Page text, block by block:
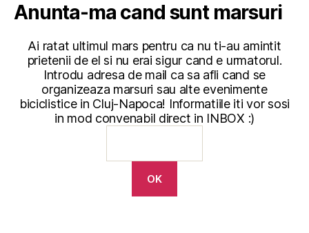
Anunta-ma cand sunt marsuri
Ai ratat ultimul mars pentru ca nu ti-au amintit
prietenii de el si nu erai sigur cand e urmatorul.
Introdu adresa de mail ca sa afli cand se
organizeaza marsuri sau alte evenimente
biciclistice in Cluj-Napoca! Informatiile iti vor sosi
in mod convenabil direct in INBOX :)